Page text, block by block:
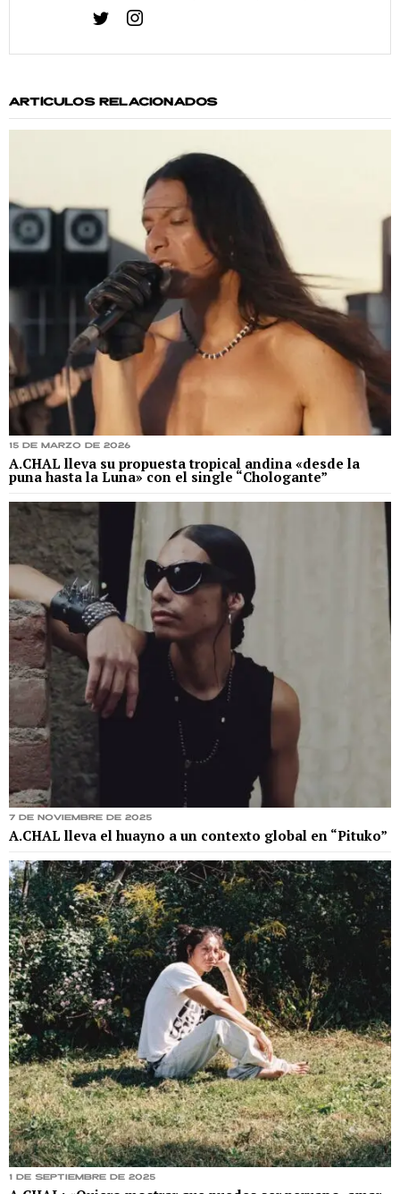
ARTÍCULOS RELACIONADOS
15 de marzo de 2026
A.CHAL lleva su propuesta tropical andina «desde la
puna hasta la Luna» con el single “Chologante”
7 de noviembre de 2025
A.CHAL lleva el huayno a un contexto global en “Pituko”
1 de septiembre de 2025